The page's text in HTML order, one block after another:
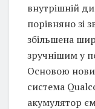
внутрішній
порівняно зі
збільшена
зручнішим у
Основою
система
акумулятор